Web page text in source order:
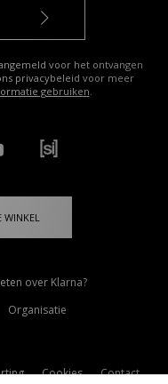
voor het ontvangen
privacybeleid voor meer
gebruiken.
WINKEL
over Klarna?
Organisatie
Cookies Contact